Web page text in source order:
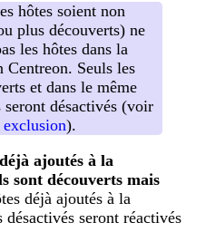
hôtes soient non
plus découverts) ne
les hôtes dans la
Centreon. Seuls les
et dans le même
seront désactivés (voir
exclusion).
ajoutés à la
sont découverts mais
déjà ajoutés à la
seront réactivés